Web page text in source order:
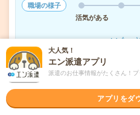
職場の様子
活気がある
もっ
気になる! 応募
派遣会社 株式会社リク
大人気！
エン派遣アプリ
派遣のお仕事情報がたくさん！
アプリをダ